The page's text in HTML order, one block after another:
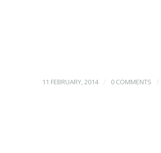
11 FEBRUARY, 2014 / 0 COMMENTS /